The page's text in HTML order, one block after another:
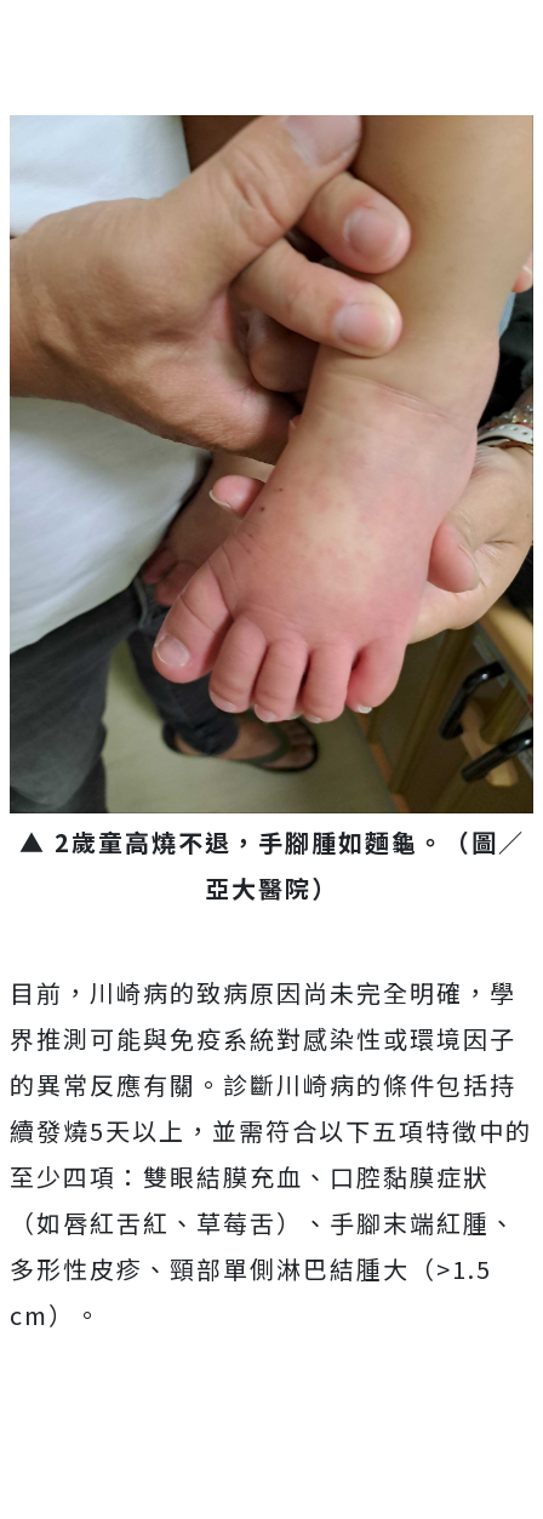
▲ 2歲童高燒不退，手腳腫如麵龜。
（圖／
亞大醫院）
目前，川崎病的致病原因尚未完全明確，學
界推測可能與免疫系統對感染性或環境因子
的異常反應有關。診斷川崎病的條件包括持
續發燒5天以上，並需符合以下五項特徵中的
至少四項：雙眼結膜充血、口腔黏膜症狀
（如唇紅舌紅、草莓舌）、手腳末端紅腫、
多形性皮疹、頸部單側淋巴結腫大（>1.5
cm）。